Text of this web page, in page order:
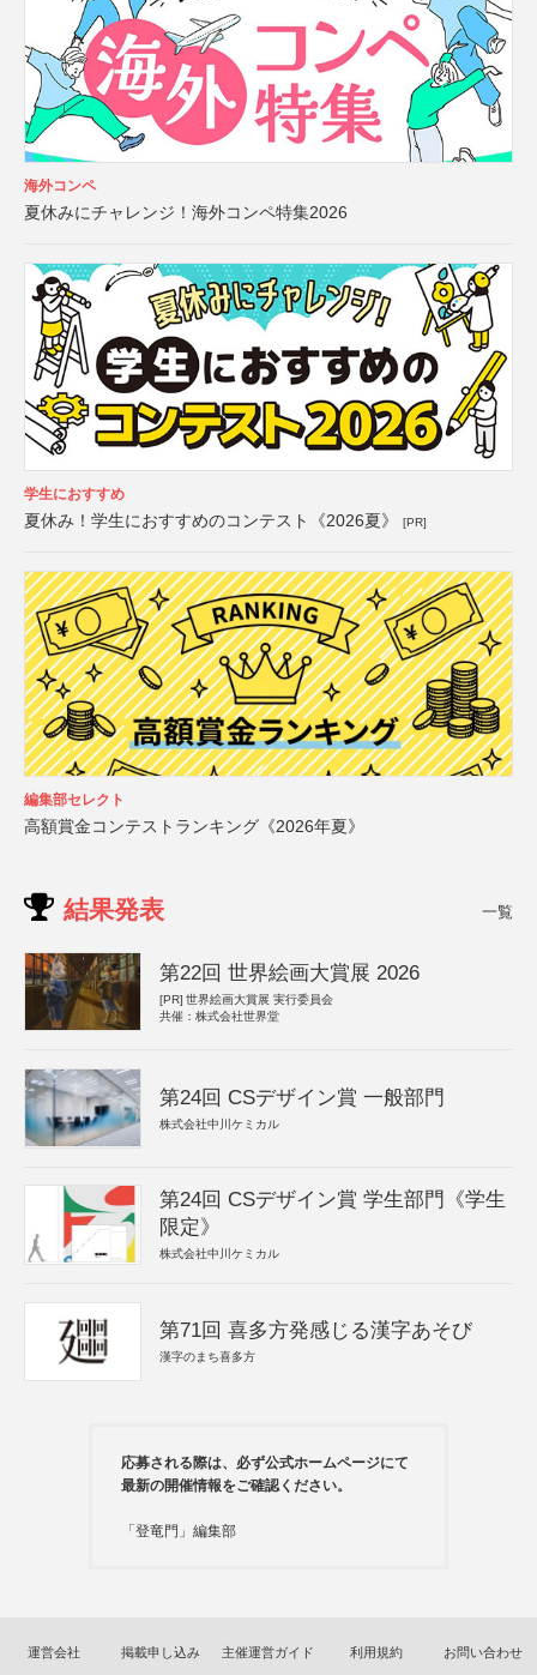
海外コンペ
夏休みにチャレンジ！海外コンペ特集2026
学生におすすめ
夏休み！学生におすすめのコンテスト《2026夏》 [PR]
編集部セレクト
高額賞金コンテストランキング《2026年夏》
結果発表 一覧
第22回 世界絵画大賞展 2026
[PR] 世界絵画大賞展 実行委員会
共催：株式会社世界堂
第24回 CSデザイン賞 一般部門
株式会社中川ケミカル
第24回 CSデザイン賞 学生部門《学生
限定》
株式会社中川ケミカル
第71回 喜多方発感じる漢字あそび
漢字のまち喜多方
応募される際は、必ず公式ホームページにて
最新の開催情報をご確認ください。
「登竜門」編集部
運営会社 掲載申し込み 主催運営ガイド 利用規約 お問い合わせ